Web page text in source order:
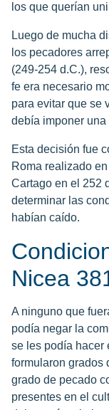
los que querían
Luego de mucha
los pecadores
(249-254 d.C.),
fe era necesario
para evitar que se
debía imponer una
Esta decisión fue
Roma realizado
Cartago en el 252
determinar las
habían caído.
Nicea
A ninguno que
podía negar la
se les podía hacer
formularon grados
grado de pecado
presentes en el